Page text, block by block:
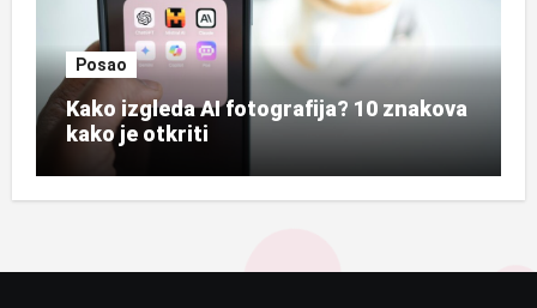
Posao
Kako izgleda AI fotografija? 10 znakova
kako je otkriti